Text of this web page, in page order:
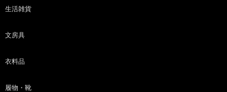
生活雑貨
文房具
衣料品
履物・靴